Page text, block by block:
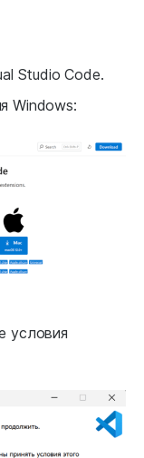
Studio Code.
Windows:
условия